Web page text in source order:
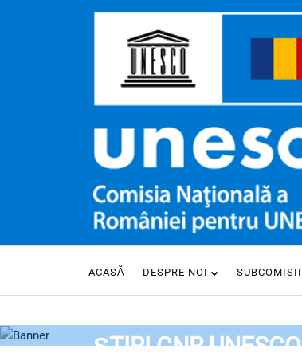
ACASĂ DESPRE NOI SUBCOMISII
ȘTIRI CNR UNESCO